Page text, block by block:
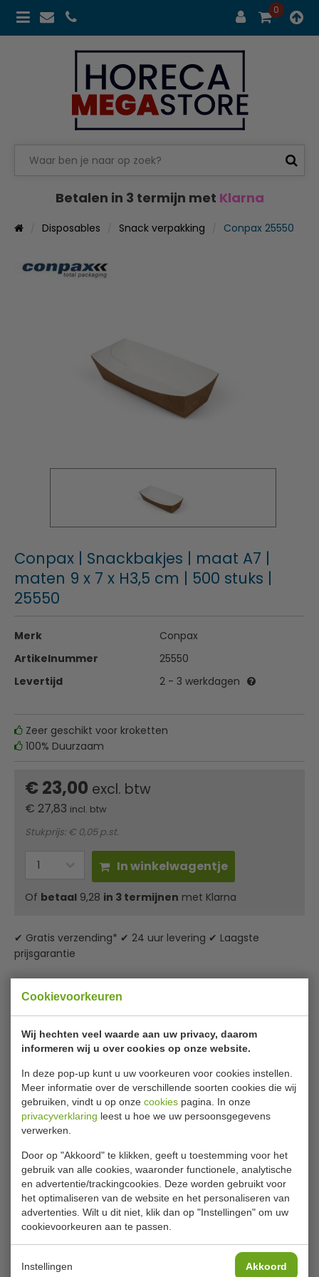
Cookievoorkeuren
Wij hechten veel waarde aan uw privacy, daarom
informeren wij u over cookies op onze website.
In deze pop-up kunt u uw voorkeuren voor cookies instellen.
Meer informatie over de verschillende soorten cookies die wij
gebruiken, vindt u op onze cookies pagina. In onze
privacyverklaring leest u hoe we uw persoonsgegevens
verwerken.
Door op "Akkoord" te klikken, geeft u toestemming voor het
gebruik van alle cookies, waaronder functionele, analytische
en advertentie/trackingcookies. Deze worden gebruikt voor
het optimaliseren van de website en het personaliseren van
advertenties. Wilt u dit niet, klik dan op "Instellingen" om uw
cookievoorkeuren aan te passen.
Instellingen Akkoord
0
Betalen in 3 termijn met Klarna
Disposables Snack verpakking Conpax 25550
Conpax | Snackbakjes | maat A7 |
maten 9 x 7 x H3,5 cm | 500 stuks |
25550
Merk
Conpax
Artikelnummer
25550
Levertijd
2 - 3 werkdagen
Zeer geschikt voor kroketten
100% Duurzaam
€ 23,00 excl. btw
€ 27,83 incl. btw
Stukprijs: € 0,05 p.st.
In winkelwagentje
Of betaal 9,28 in 3 termijnen met Klarna
✔ Gratis verzending* ✔ 24 uur levering ✔ Laagste
prijsgarantie
500 stuks snackbakje A7 maat 9 x 7 x
3.5 cm
Onmisbaar snackbakje voor elke horecaondernemer,
een feestje, picknick of barbecue.
Bruin/wit kartonnen snackbakje geschikt voor het
serveren van o.a. kroketten.
Deze bakjes zijn goed stapelbaar en zeer geschikt voor
het serveren van de warme snacks vanuit o.a. de
foodtruck of snackbar. De kartonnen bakjes zijn geschikt
om alle soorten voedsel in te serveren. Het karton is van
235 grams virgin materiaal zonder gerecycled aandeel. Dit
maakt het dat het karton van zichzelf vetwerend is en
dus geen coating nodig heeft. Deze bakjes zijn een
verantwoord alternatief voor de reguliere plastic
Lees meer
Specificaties
Nummer
25550
Aantal
1 x 500 stuks
L x B x H